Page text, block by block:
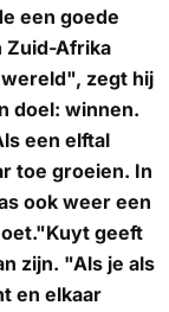
een goede
Zuid-Afrika
zegt hij
doel: winnen.
een elftal
toe groeien. In
ook weer een
geeft
zijn. "Als je als
en elkaar